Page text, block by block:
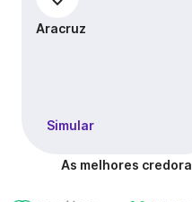
Aracruz
Simular
As melhores